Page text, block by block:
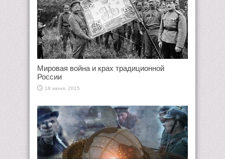
Мировая война и крах традиционной
России
18 июня, 2015